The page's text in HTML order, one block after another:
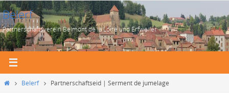
Zum
Inhalt
springen
Belerf
Partnerschaftsverein Belmont de la Loire und Erfweiler
StartBelerf Partnerschaftseid | Serment de jumelage